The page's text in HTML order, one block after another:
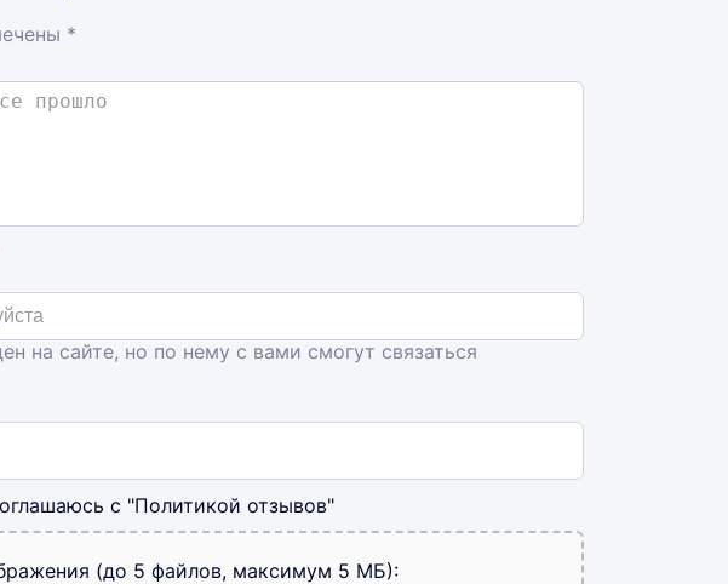
*
на сайте, но по нему с вами смогут связаться
с "Политикой отзывов"
(до 5 файлов, максимум 5 МБ):